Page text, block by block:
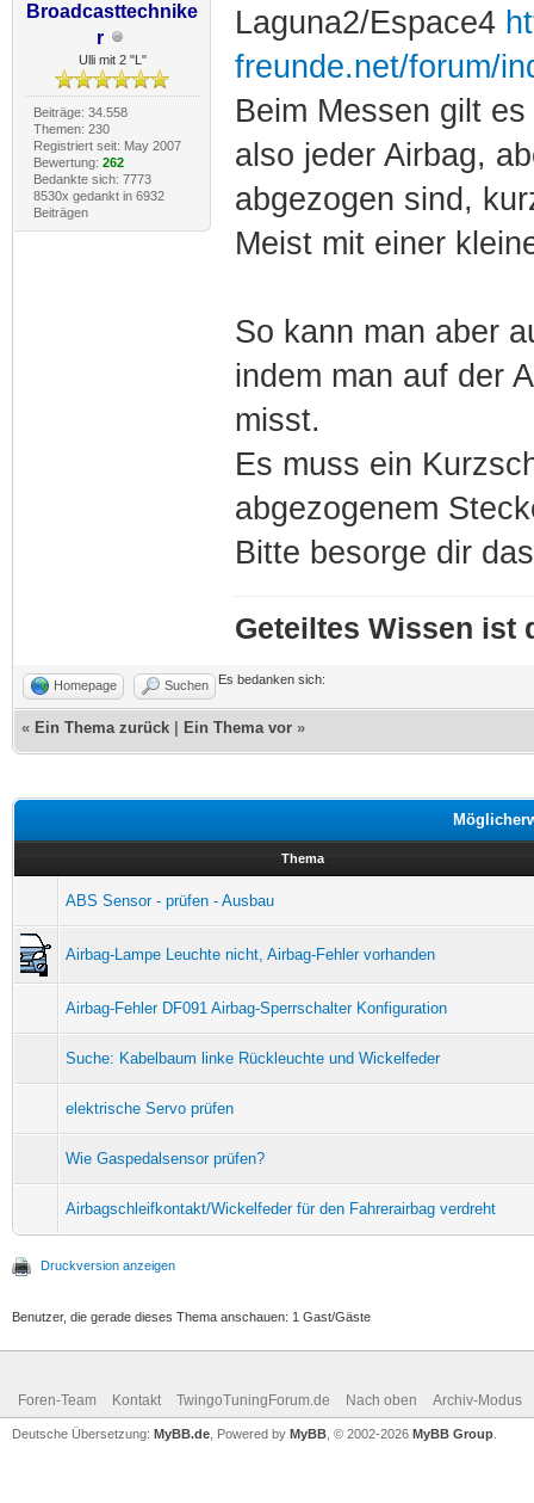
Broadcasttechnike
r
Ulli mit 2 "L"
Beiträge: 34.558
Themen: 230
Registriert seit: May 2007
Bewertung: 262
Bedankte sich: 7773
8530x gedankt in 6932
Beiträgen
Laguna2/Espace4
freunde.net/forum/
Beim Messen gilt
also jeder Airbag,
abgezogen sind,
Meist mit einer
So kann man aber
indem man auf der
misst.
Es muss ein
abgezogenem
Bitte besorge dir
Geteiltes Wissen ist
Homepage Suchen Es bedanken sich:
« Ein Thema zurück Ein Thema vor »
Thema
ABS Sensor - prüfen - Ausbau
Airbag-Lampe Leuchte nicht, Airbag-Fehler vorhanden
Airbag-Fehler DF091 Airbag-Sperrschalter Konfiguration
Suche: Kabelbaum linke Rückleuchte und Wickelfeder
elektrische Servo prüfen
Wie Gaspedalsensor prüfen?
Airbagschleifkontakt/Wickelfeder für den Fahrerairbag verdreht
Druckversion anzeigen
Benutzer, die gerade dieses Thema anschauen: 1 Gast/Gäste
Foren-Team Kontakt TwingoTuningForum.de Nach oben Archiv-Modus
Deutsche Übersetzung: MyBB.de , Powered by MyBB , © 2002-2026 MyBB Group